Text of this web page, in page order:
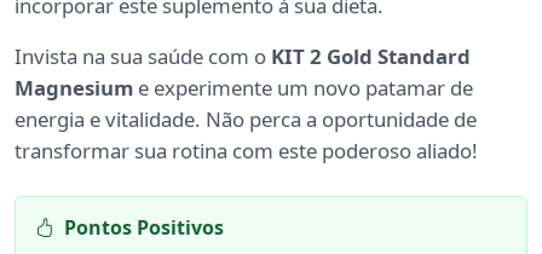
incorporar este suplemento à sua dieta.
Invista na sua saúde com o KIT 2 Gold Standard
Magnesium e experimente um novo patamar de
energia e vitalidade. Não perca a oportunidade de
transformar sua rotina com este poderoso aliado!
Pontos Positivos